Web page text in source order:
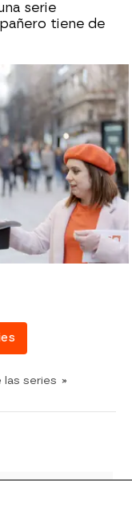
serie
tiene de
las series »